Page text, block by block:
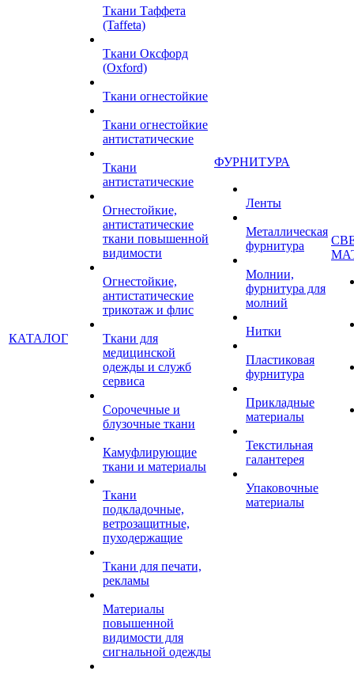
КАТАЛОГ
Ткани Таффета
(Taffeta)
Ткани Оксфорд
(Oxford)
Ткани огнестойкие
Ткани огнестойкие
антистатические
Ткани
антистатические
Огнестойкие,
антистатические
ткани повышенной
видимости
Огнестойкие,
антистатические
трикотаж и флис
Ткани для
медицинской
одежды и служб
сервиса
Сорочечные и
блузочные ткани
Камуфлирующие
ткани и материалы
Ткани
подкладочные,
ветрозащитные,
пуходержащие
Ткани для печати,
рекламы
Материалы
повышенной
видимости для
сигнальной одежды
ФУРНИТУРА
Ленты
Металлическая
фурнитура
Молнии,
фурнитура для
молний
Нитки
Пластиковая
фурнитура
Прикладные
материалы
Текстильная
галантерея
Упаковочные
материалы